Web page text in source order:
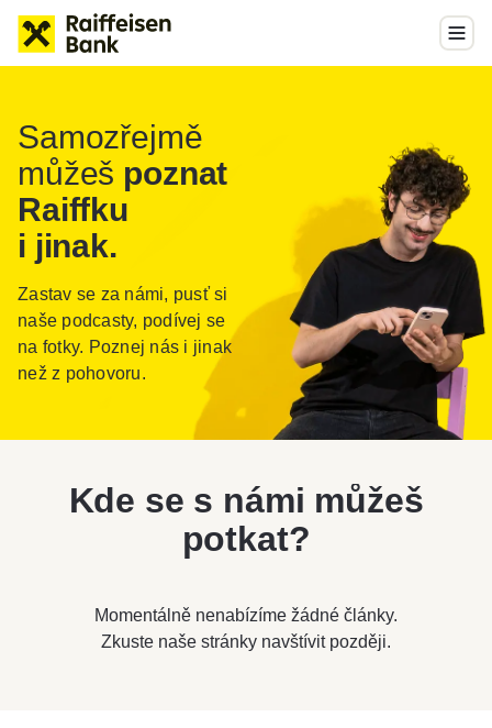
Samozřejmě
můžeš poznat
Raiffku
i jinak.
Zastav se za námi, pusť si
naše podcasty, podívej se
na fotky. Poznej nás i jinak
než z pohovoru.
Kde se s námi můžeš
potkat?
Momentálně nenabízíme žádné články.
Zkuste naše stránky navštívit později.